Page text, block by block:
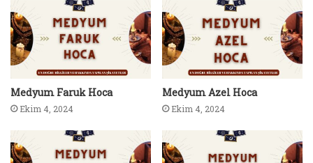
Medyum Faruk Hoca
Ekim 4, 2024
Medyum Azel Hoca
Ekim 4, 2024